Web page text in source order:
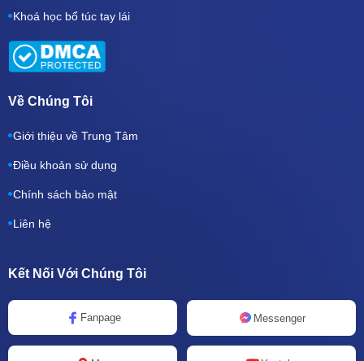
Khoá học bổ túc tay lái
Về Chúng Tôi
Giới thiệu về Trung Tâm
Điều khoản sử dụng
Chính sách bảo mật
Liên hệ
Kết Nối Với Chúng Tôi
Fanpage Messenger